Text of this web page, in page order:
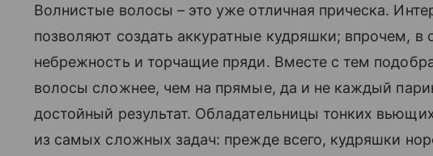
Волнистые волосы – это уже отличная прическа.
позволяют создать аккуратные кудряшки; впрочем, в
небрежность и торчащие пряди. Вместе с тем
волосы сложнее, чем на прямые, да и не каждый
достойный результат. Обладательницы тонких
из самых сложных задач: прежде всего, кудряшки